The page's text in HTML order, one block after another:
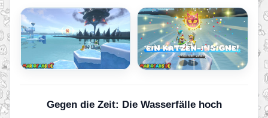
Gegen die Zeit: Die Wasserfälle hoch